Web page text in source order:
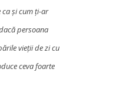
ca și cum ți-ar
persoana
vieții de zi cu
ceva foarte